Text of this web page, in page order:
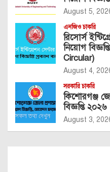
August 5,
এনজিও চাকরি
রিসোর্স
নিয়োগ
Circular)
August 4,
সরকারি চাকরি
কিশোরগঞ্জ
বিজ্ঞপ্তি
August 3,